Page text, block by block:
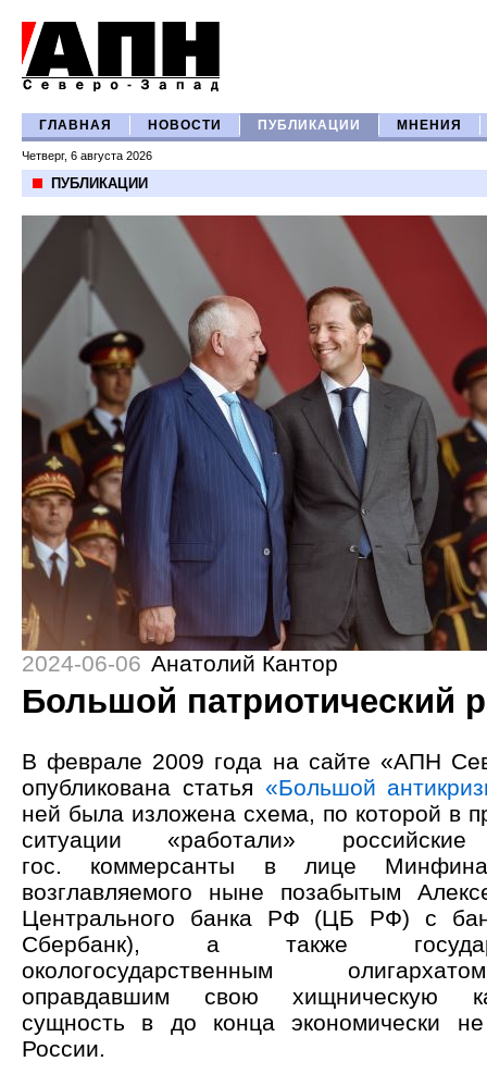
ГЛАВНАЯ НОВОСТИ ПУБЛИКАЦИИ МНЕНИЯ
Четверг, 6 августа 2026
ПУБЛИКАЦИИ
2024-06-06 Анатолий Кантор
Большой патриотический
В феврале 2009 года на сайте «АПН
опубликована статья «Большой
ней была изложена схема, по которой в
ситуации «работали»
гос. коммерсанты в лице
возглавляемого ныне позабытым
Центрального банка РФ (ЦБ РФ) с
Сбербанк), а также
окологосударственным
оправдавшим свою хищническую
сущность в до конца экономически
России.